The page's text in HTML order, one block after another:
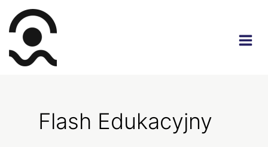
Przejdź
treści
Flash Edukacyjny